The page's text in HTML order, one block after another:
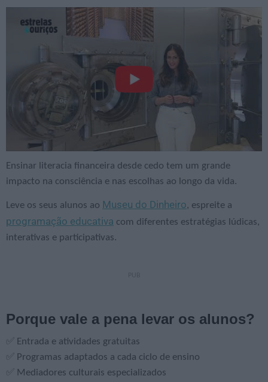
Ensinar literacia financeira desde cedo tem um grande
impacto na consciência e nas escolhas ao longo da vida.
Leve os seus alunos ao Museu do Dinheiro, espreite a
programação educativa com diferentes estratégias lúdicas,
interativas e participativas.
Porque vale a pena levar os alunos?
✅ Entrada e atividades gratuitas
✅ Programas adaptados a cada ciclo de ensino
✅ Mediadores culturais especializados